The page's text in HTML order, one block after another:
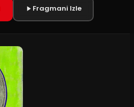
Fragmani Izle